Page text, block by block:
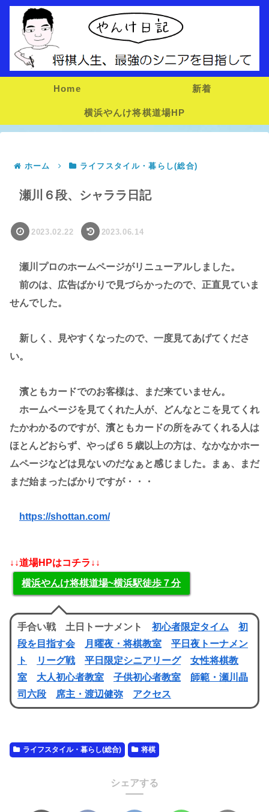
Home 新着
横浜やんけ将棋道場HP
ホーム ライフスタイル・暮らし(総合)
瀬川６段、シャララ日記
2023.02.22 2023.06.14
瀬川プロのホームページがリニューアルしました。
前のは、広告ばかりで見づらかったので、正直見ていま
せんでした。
新しく、見やすくなったので、一度見てあげてくださ
い。
濱ともカードでのお客様は、まだ来ていません。
ホームページを見てくれた人が、どんなとこを見てくれ
たかわかるのですが、濱ともカードの所をみてくれる人は
ほとんどおらず、やっぱ６５歳以上の方は、なかなかホー
ムページなどは見ないのだなぁと感じました。まぁ、まだ
まだ始まったばかりですが・・・
https://shottan.com/
↓↓道場HPはコチラ↓↓
横浜やんけ将棋道場~横浜駅徒歩７分
手合い戦 土日トーナメント 初心者限定タイム
初
段を目指す会
月曜夜・将棋教室
平日夜トーナメン
ト
リーグ戦 平日限定シニアリーグ
女性将棋教
室
大人初心者教室 子供初心者教室
師範・瀬川晶
司六段
席主・渡辺健弥 アクセス
ライフスタイル・暮らし(総合) 将棋
シェアする